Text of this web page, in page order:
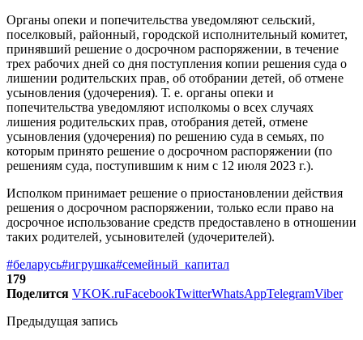
Органы опеки и попечительства уведомляют сельский,
поселковый, районный, городской исполнительный комитет,
принявший решение о досрочном распоряжении, в течение
трех рабочих дней со дня поступления копии решения суда о
лишении родительских прав, об отобрании детей, об отмене
усыновления (удочерения). Т. е. органы опеки и
попечительства уведомляют исполкомы о всех случаях
лишения родительских прав, отобрания детей, отмене
усыновления (удочерения) по решению суда в семьях, по
которым принято решение о досрочном распоряжении (по
решениям суда, поступившим к ним с 12 июля 2023 г.).
Исполком принимает решение о приостановлении действия
решения о досрочном распоряжении, только если право на
досрочное использование средств предоставлено в отношении
таких родителей, усыновителей (удочерителей).
#беларусь#игрушка#семейный_капитал
179
Поделится VKOK.ruFacebookTwitterWhatsAppTelegramViber
Предыдущая запись